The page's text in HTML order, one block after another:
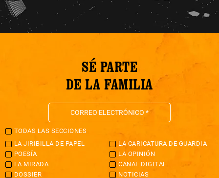
SÉ PARTE
DE LA FAMILIA
TODAS LAS SECCIONES
LA JIRIBILLA DE PAPEL
LA CARICATURA DE GUARDIA
POESÍA
LA OPINIÓN
LA MIRADA
CANAL DIGITAL
DOSSIER
NOTICIAS